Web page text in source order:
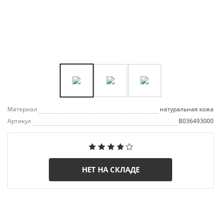
Материал
натуральная кожа
Артикул
B036493000
НЕТ НА СКЛАДЕ